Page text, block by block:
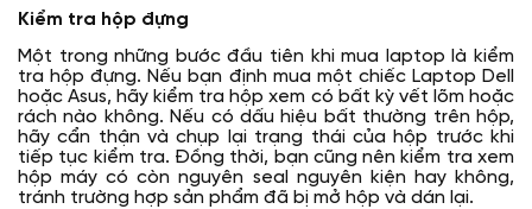
Kiểm tra hộp đựng
Một trong những bước đầu tiên khi mua laptop là kiểm
tra hộp đựng. Nếu bạn định mua một chiếc Laptop Dell
hoặc Asus, hãy kiểm tra hộp xem có bất kỳ vết lõm hoặc
rách nào không. Nếu có dấu hiệu bất thường trên hộp,
hãy cẩn thận và chụp lại trạng thái của hộp trước khi
tiếp tục kiểm tra. Đồng thời, bạn cũng nên kiểm tra xem
hộp máy có còn nguyên seal nguyên kiện hay không,
tránh trường hợp sản phẩm đã bị mở hộp và dán lại.